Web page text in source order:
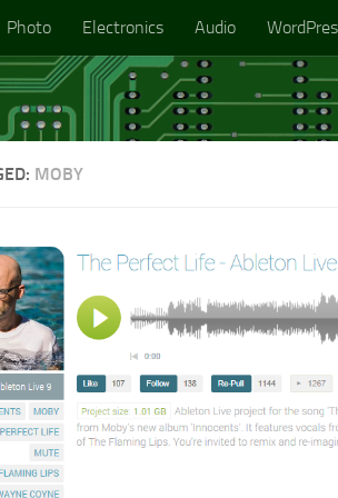
Photo Electronics Audio
MOBY